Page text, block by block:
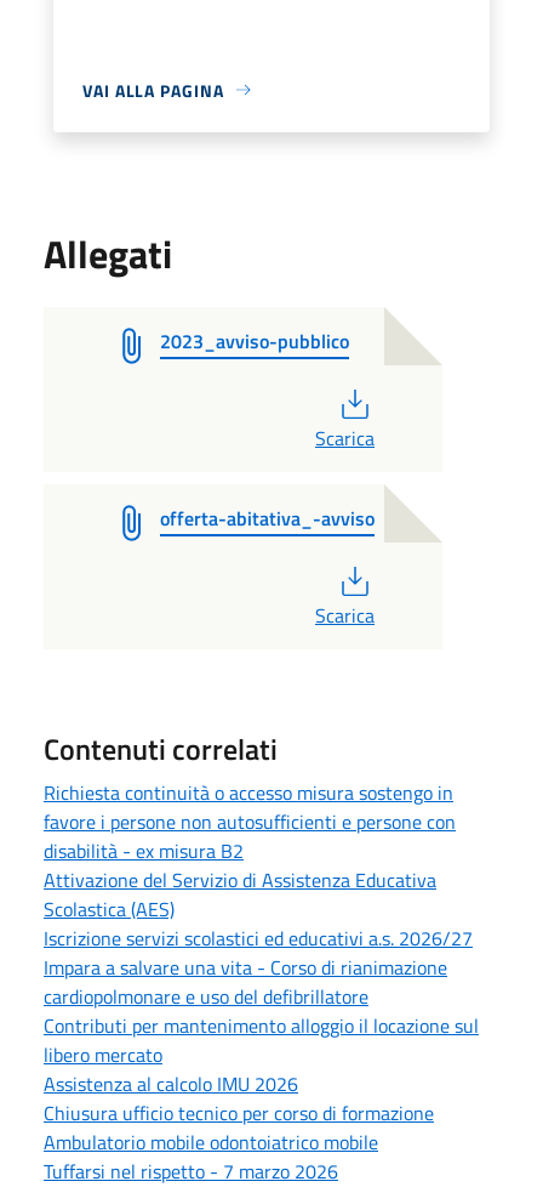
VAI ALLA PAGINA
Allegati
2023_avviso-pubblico
Scarica
offerta-abitativa_-avviso
Scarica
Contenuti correlati
Richiesta continuità o accesso misura sostengo in
favore i persone non autosufficienti e persone con
disabilità - ex misura B2
Attivazione del Servizio di Assistenza Educativa
Scolastica (AES)
Iscrizione servizi scolastici ed educativi a.s. 2026/27
Impara a salvare una vita - Corso di rianimazione
cardiopolmonare e uso del defibrillatore
Contributi per mantenimento alloggio il locazione sul
libero mercato
Assistenza al calcolo IMU 2026
Chiusura ufficio tecnico per corso di formazione
Ambulatorio mobile odontoiatrico mobile
Tuffarsi nel rispetto - 7 marzo 2026